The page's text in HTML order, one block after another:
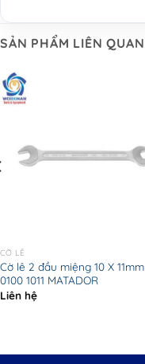
SẢN PHẨM LIÊN QUAN
CỜ LÊ
Cờ lê 2 đầu miệng 10 X 11mm
0100 1011 MATADOR
Liên hệ